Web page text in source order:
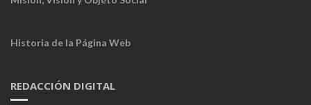
Historia de la Página Web
REDACCIÓN DIGITAL